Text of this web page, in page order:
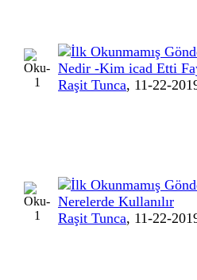
Nedir -Kim icad Etti
Raşit Tunca, 11-22-
Nerelerde Kullanılır
Raşit Tunca, 11-22-